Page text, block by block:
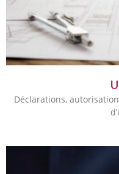
Déclarations,